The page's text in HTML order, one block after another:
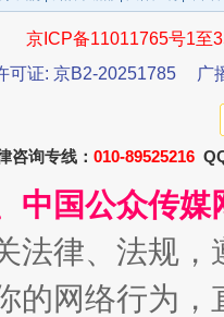
京ICP备11011765号1至
可证: 京B2-20251785
广
咨询专线： 010-89525216
中国公众传
法律、法规
的网络行为